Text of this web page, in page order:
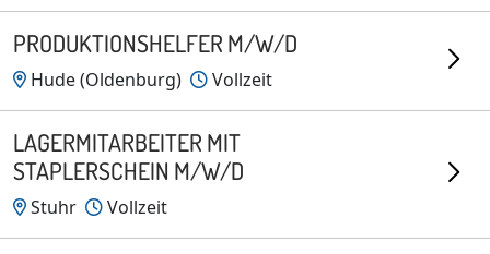
PRODUKTIONSHELFER M/W/D
Hude (Oldenburg) Vollzeit
LAGERMITARBEITER MIT
STAPLERSCHEIN M/W/D
Stuhr Vollzeit